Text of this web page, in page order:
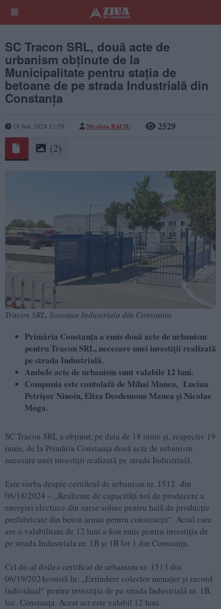
SC Tracon SRL, două acte de
urbanism obținute de la
Municipalitate pentru stația de
betoane de pe strada Industrială din
Constanţa
19 Jun, 2024 12:59 Nicoleta BACIU 2529
(2)
Tracon SRL, Soseaua Industriala din Constanta
Primăria Constanța a emis două acte de urbanism
pentru Tracon SRL, necesare unei investiții realizată
pe strada Industrială.
Ambele acte de urbanism sunt valabile 12 luni.
Compania este contolată de Mihai Manea, Lucian
Petrișor Ninoiu, Eliza Desdemona Manea și Nicolae
Moga.
SC Tracon SRL a obținut, pe data de 18 iunie și, respectiv 19
iunie, de la Primăria Constanța două acte de urbanism
necesare unei investiții realizată pe strada Industrială.
Este vorba despre certificul de urbanism nr. 1512 din
06/18/2024 – „Realizare de capacități noi de producere a
energiei electirce din surse solare pentru hală de producție
prefabricate din beton armat pentru construcții“. Actul care
are o valabilitate de 12 luni a fost emis pentru investiția de
pe strada Industriala nr. 1B și 1B lot 1 din Constanţa.
Cel de-al doilea certificat de urbanism nr. 1513 din
06/19/2024constă în: „Extindere colector menajer și racord
individual“ pentru investiția de pe strada Industrială nr. 1B,
loc. Constanţa. Acest act este valabil 12 luni.